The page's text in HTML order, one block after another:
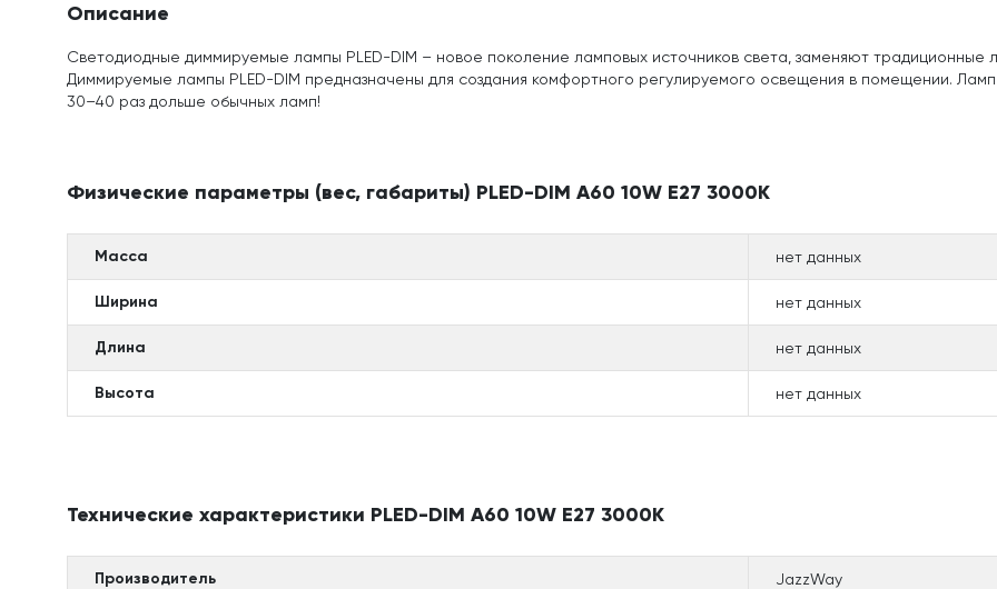
Описание
Светодиодные диммируемые лампы PLED-DIM – новое поколение ламповых источников света, заменяют
Диммируемые лампы PLED-DIM предназначены для создания комфортного регулируемого освещения в помещении.
30–40 раз дольше обычных ламп!
Физические параметры (вес, габариты) PLED-DIM A60 10W E27 3000K
Масса нет данных
Ширина нет данных
Длина нет данных
Высота нет данных
Технические характеристики PLED-DIM A60 10W E27 3000K
Производитель JazzWay